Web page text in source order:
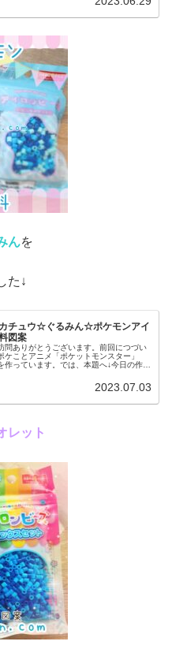
んを
た↓
チュウ☆ぐるみん☆ポケモンアイ
図案
問ありがとうございます。前回につづい
ケことアニメ「ポケットモンスター」
作っています。では、本題へ↓今日の作品
2023.07.03
レット